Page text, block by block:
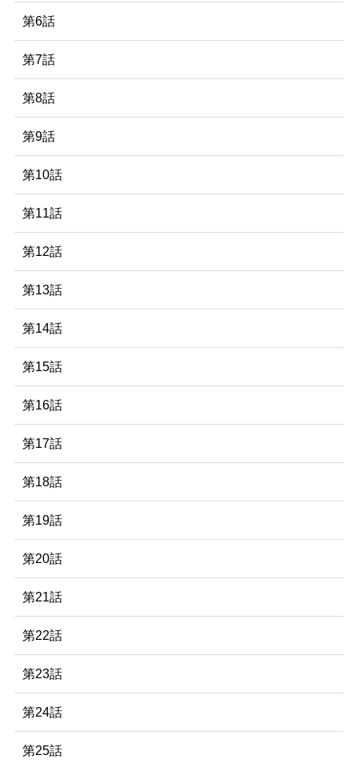
第6話
第7話
第8話
第9話
第10話
第11話
第12話
第13話
第14話
第15話
第16話
第17話
第18話
第19話
第20話
第21話
第22話
第23話
第24話
第25話